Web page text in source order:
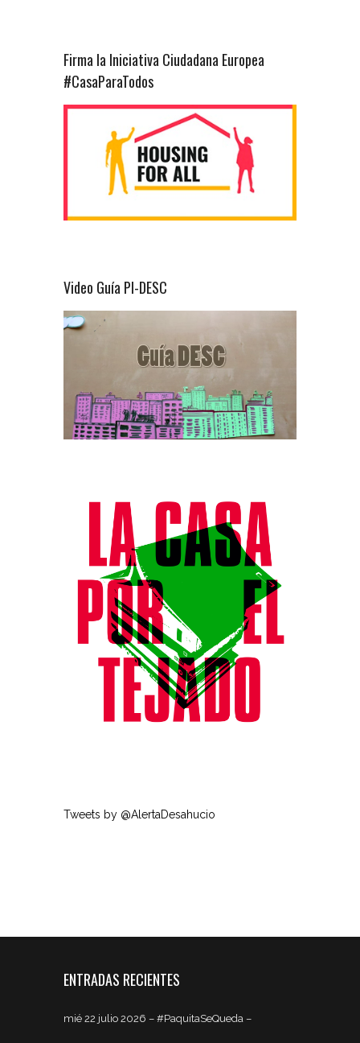
Firma la Iniciativa Ciudadana Europea
#CasaParaTodos
Video Guía PI-DESC
Tweets by @AlertaDesahucio
ENTRADAS RECIENTES
mié 22 julio 2026 – #PaquitaSeQueda –